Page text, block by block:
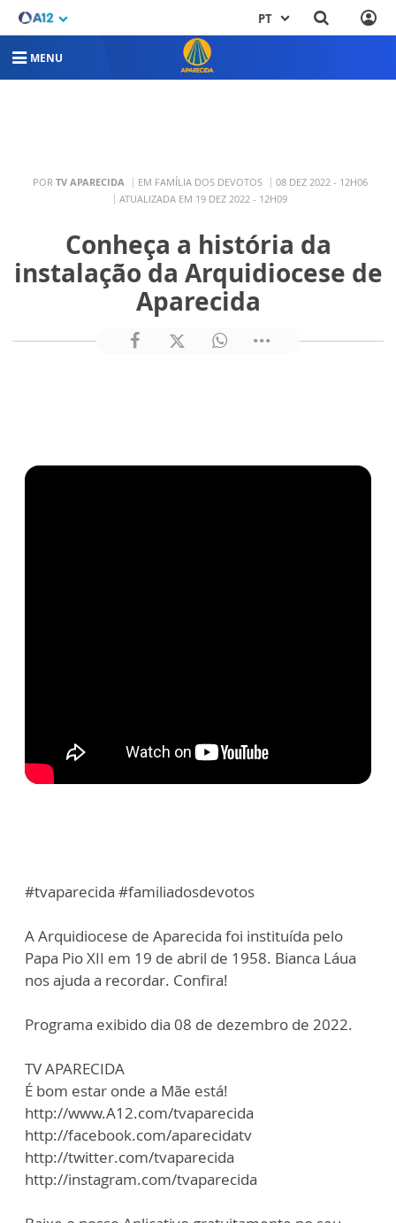
PT
MENU
POR TV APARECIDA EM FAMÍLIA DOS DEVOTOS
08 DEZ 2022 - 12H06
ATUALIZADA EM 19 DEZ 2022 - 12H09
Conheça a história da
instalação da Arquidiocese de
Aparecida
#tvaparecida #familiadosdevotos
A Arquidiocese de Aparecida foi instituída pelo
Papa Pio XII em 19 de abril de 1958. Bianca Láua
nos ajuda a recordar. Confira!
Programa exibido dia 08 de dezembro de 2022.
TV APARECIDA
É bom estar onde a Mãe está!
http://www.A12.com/tvaparecida
http://facebook.com/aparecidatv
http://twitter.com/tvaparecida
http://instagram.com/tvaparecida